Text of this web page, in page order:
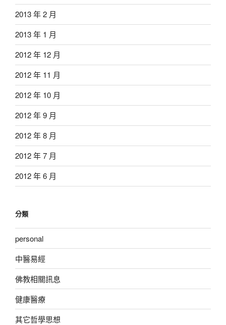
2013 年 2 月
2013 年 1 月
2012 年 12 月
2012 年 11 月
2012 年 10 月
2012 年 9 月
2012 年 8 月
2012 年 7 月
2012 年 6 月
分類
personal
中醫易經
佛教相關訊息
健康醫療
其它哲學思想